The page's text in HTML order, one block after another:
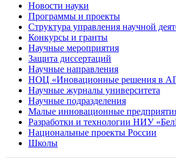
Новости науки
Программы и проекты
Структура управления научной
Конкурсы и гранты
Научные мероприятия
Защита диссертаций
Научные направления
НОЦ «Иновационные решения в
Научные журналы университета
Научные подразделения
Малые инновационные
Разработки и технологии НИУ
Национальные проекты России
Школы